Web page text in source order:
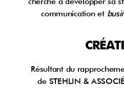
communication et
Résultant du
de STEHLIN &